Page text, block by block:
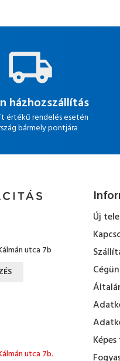
házhozszállítás
értékű rendelés esetén
bármely pontjára
utca 7b
utca 7b.
Új